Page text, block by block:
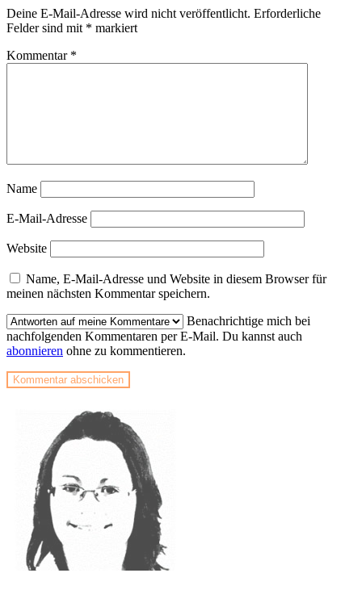
Deine E-Mail-Adresse wird nicht veröffentlicht. Erforderliche
Felder sind mit * markiert
Kommentar *
Name
E-Mail-Adresse
Website
Name, E-Mail-Adresse und Website in diesem Browser für
meinen nächsten Kommentar speichern.
Benachrichtige mich bei
nachfolgenden Kommentaren per E-Mail. Du kannst auch
abonnieren ohne zu kommentieren.